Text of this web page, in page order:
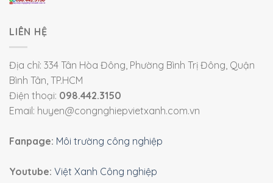
LIÊN HỆ
Địa chỉ: 334 Tân Hòa Đông, Phường Bình Trị Đông, Quận
Bình Tân, TP.HCM
Điện thoại: 098.442.3150
Email: huyen@congnghiepvietxanh.com.vn
Fanpage: Môi trường công nghiệp
Youtube: Việt Xanh Công nghiệp